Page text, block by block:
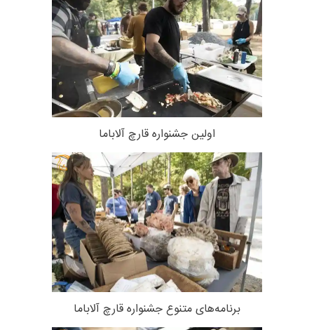
اولین جشنواره قارچ آلاباما
برنامه‌های متنوع جشنواره قارچ آلاباما